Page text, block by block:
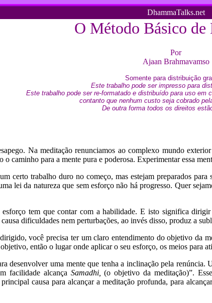
DhammaTalks.net
O Método Básico de
Por
Ajaan Brahmavamso
Somente para distribuição
Este trabalho pode ser impresso para
Este trabalho pode ser re-formatado e distribuído para uso em
contanto que nenhum custo seja cobrado
De outra forma todos os direitos
Na meditação renunciamos ao complexo mundo
o caminho para a mente pura e poderosa. Experimentar essa
certo trabalho duro no começo, mas estejam preparados
lei da natureza que sem esforço não há progresso. Quer
tem que contar com a habilidade. E isto significa
dificuldades nem perturbações, ao invés disso, produz a
você precisa ter um claro entendimento do objetivo da
então o lugar onde aplicar o seu esforço, os meios para
desenvolver uma mente que tenha a inclinação pela
facilidade alcança Samadhi, (o objetivo da meditação)”.
causa para alcançar a meditação profunda, para